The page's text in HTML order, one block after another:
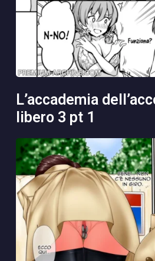
l’accademia dell’accoppiamento
libero 3 pt 1